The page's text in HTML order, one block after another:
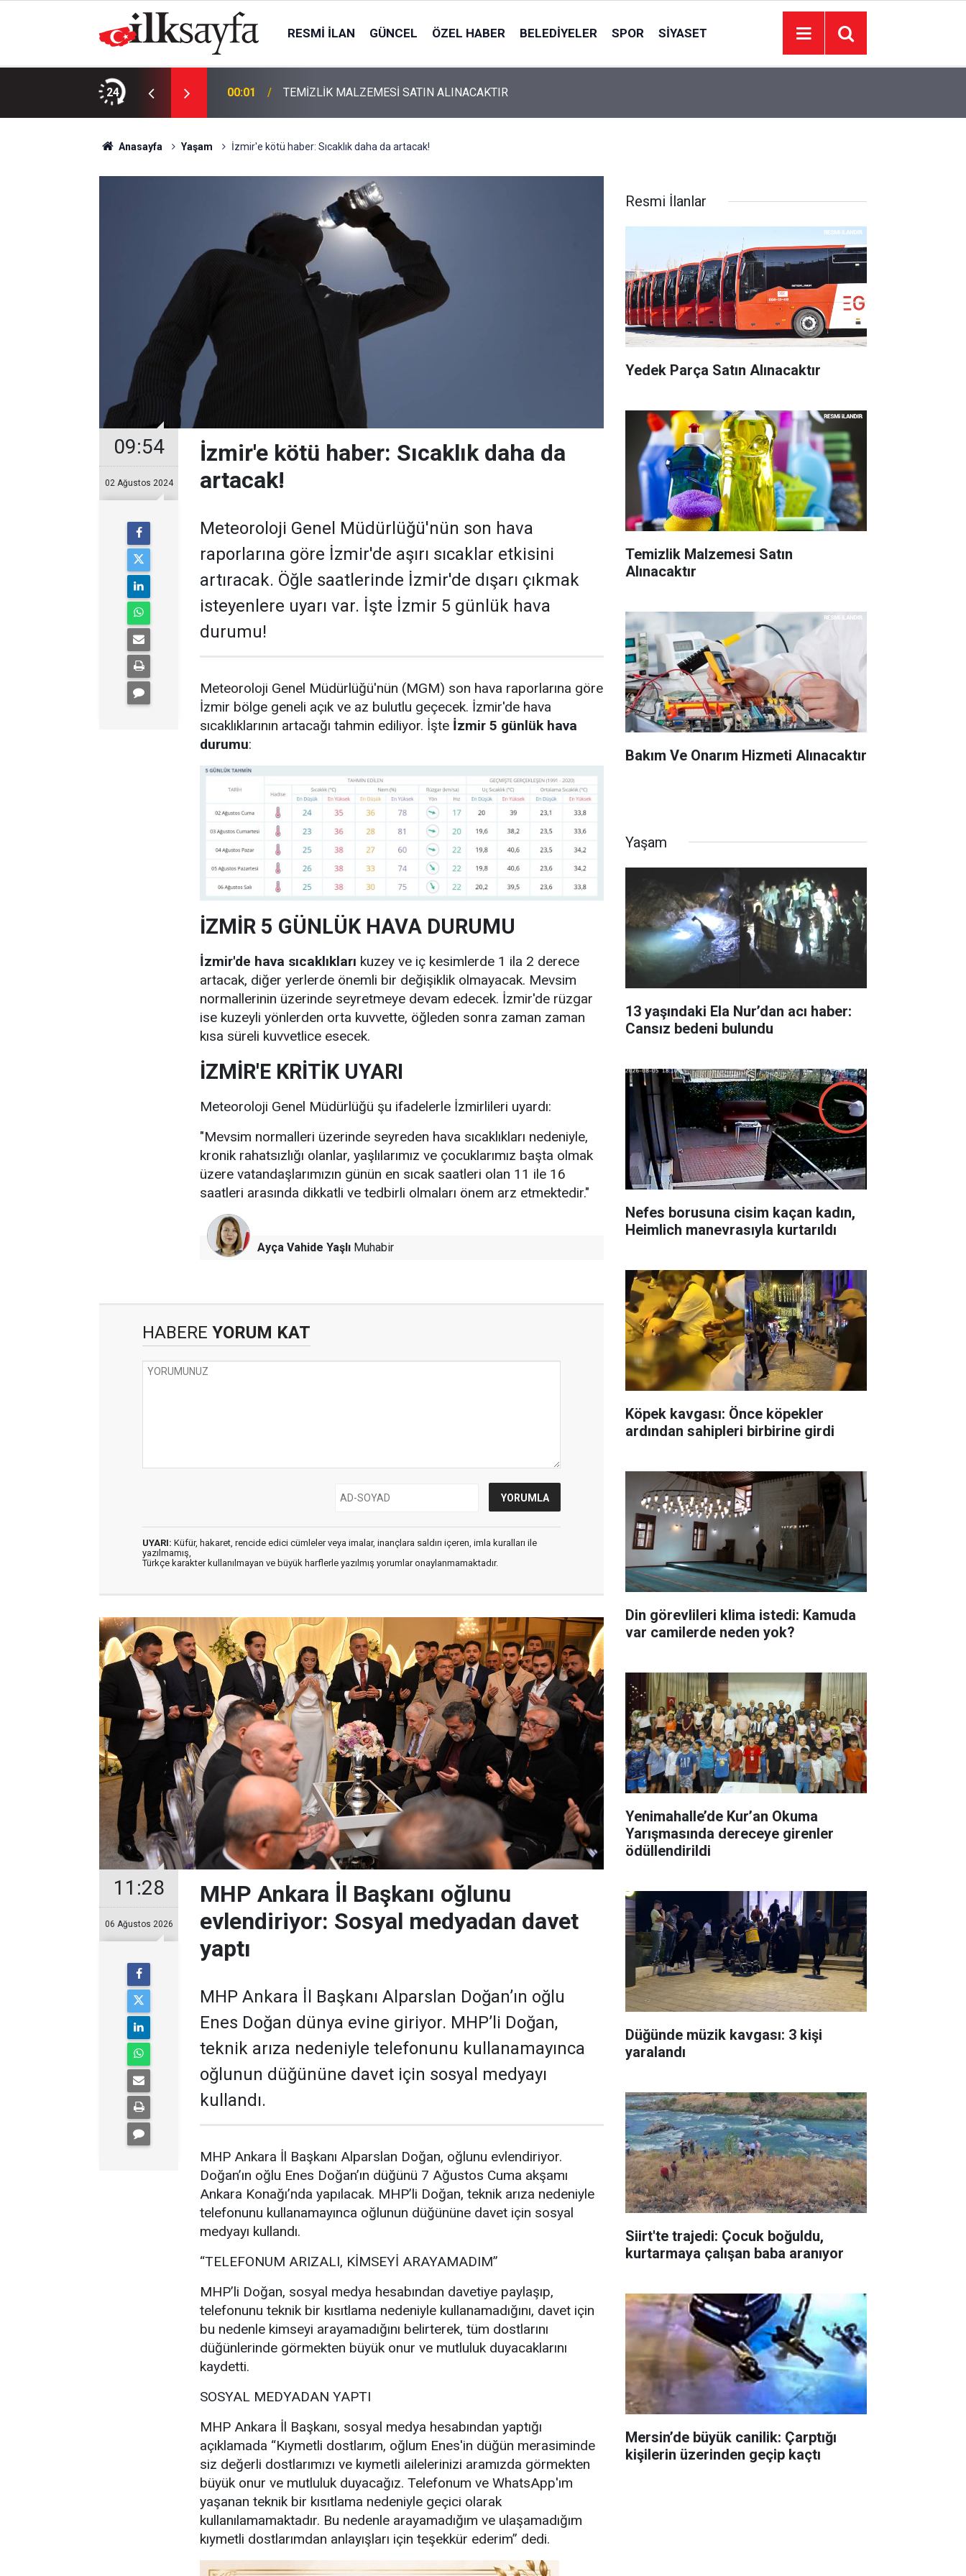
RESMI İLAN GÜNCEL ÖZEL HABER BELEDIYELER SPOR SIYASET
24 00:01 TEMİZLİK MALZEMESİ SATIN ALINACAKTIR
Anasayfa Yaşam İzmir'e kötü haber: Sıcaklık daha da artacak!
09:54
02 Ağustos 2024
İzmir'e kötü haber: Sıcaklık daha da
artacak!
Meteoroloji Genel Müdürlüğü'nün son hava
raporlarına göre İzmir'de aşırı sıcaklar etkisini
artıracak. Öğle saatlerinde İzmir'de dışarı çıkmak
isteyenlere uyarı var. İşte İzmir 5 günlük hava
durumu!
Meteoroloji Genel Müdürlüğü'nün (MGM) son hava raporlarına göre
İzmir bölge geneli açık ve az bulutlu geçecek. İzmir'de hava
sıcaklıklarının artacağı tahmin ediliyor. İşte İzmir 5 günlük hava
durumu:
İZMİR 5 GÜNLÜK HAVA DURUMU
İzmir'de hava sıcaklıkları kuzey ve iç kesimlerde 1 ila 2 derece
artacak, diğer yerlerde önemli bir değişiklik olmayacak. Mevsim
normallerinin üzerinde seyretmeye devam edecek. İzmir'de rüzgar
ise kuzeyli yönlerden orta kuvvette, öğleden sonra zaman zaman
kısa süreli kuvvetlice esecek.
İZMİR'E KRİTİK UYARI
Meteoroloji Genel Müdürlüğü şu ifadelerle İzmirlileri uyardı:
"Mevsim normalleri üzerinde seyreden hava sıcaklıkları nedeniyle,
kronik rahatsızlığı olanlar, yaşlılarımız ve çocuklarımız başta olmak
üzere vatandaşlarımızın günün en sıcak saatleri olan 11 ile 16
saatleri arasında dikkatli ve tedbirli olmaları önem arz etmektedir."
Ayça Vahide Yaşlı Muhabir
HABERE YORUM KAT
UYARI: Küfür, hakaret, rencide edici cümleler veya imalar, inançlara saldırı içeren, imla kuralları ile
yazılmamış,
Türkçe karakter kullanılmayan ve büyük harflerle yazılmış yorumlar onaylanmamaktadır.
11:28
06 Ağustos 2026
MHP Ankara İl Başkanı oğlunu
evlendiriyor: Sosyal medyadan davet
yaptı
MHP Ankara İl Başkanı Alparslan Doğan’ın oğlu
Enes Doğan dünya evine giriyor. MHP’li Doğan,
teknik arıza nedeniyle telefonunu kullanamayınca
oğlunun düğününe davet için sosyal medyayı
kullandı.
MHP Ankara İl Başkanı Alparslan Doğan, oğlunu evlendiriyor.
Doğan’ın oğlu Enes Doğan’ın düğünü 7 Ağustos Cuma akşamı
Ankara Konağı’nda yapılacak. MHP’li Doğan, teknik arıza nedeniyle
telefonunu kullanamayınca oğlunun düğününe davet için sosyal
medyayı kullandı.
“TELEFONUM ARIZALI, KİMSEYİ ARAYAMADIM”
MHP’li Doğan, sosyal medya hesabından davetiye paylaşıp,
telefonunu teknik bir kısıtlama nedeniyle kullanamadığını, davet için
bu nedenle kimseyi arayamadığını belirterek, tüm dostlarını
düğünlerinde görmekten büyük onur ve mutluluk duyacaklarını
kaydetti.
SOSYAL MEDYADAN YAPTI
MHP Ankara İl Başkanı, sosyal medya hesabından yaptığı
açıklamada “Kıymetli dostlarım, oğlum Enes'in düğün merasiminde
siz değerli dostlarımızı ve kıymetli ailelerinizi aramızda görmekten
büyük onur ve mutluluk duyacağız. Telefonum ve WhatsApp'ım
yaşanan teknik bir kısıtlama nedeniyle geçici olarak
kullanılamamaktadır. Bu nedenle arayamadığım ve ulaşamadığım
kıymetli dostlarımdan anlayışları için teşekkür ederim” dedi.
Resmi İlanlar
Yedek Parça Satın Alınacaktır
Temizlik Malzemesi Satın
Alınacaktır
Bakım Ve Onarım Hizmeti Alınacaktır
Yaşam
13 yaşındaki Ela Nur’dan acı haber:
Cansız bedeni bulundu
Nefes borusuna cisim kaçan kadın,
Heimlich manevrasıyla kurtarıldı
Köpek kavgası: Önce köpekler
ardından sahipleri birbirine girdi
Din görevlileri klima istedi: Kamuda
var camilerde neden yok?
Yenimahalle’de Kur’an Okuma
Yarışmasında dereceye girenler
ödüllendirildi
Düğünde müzik kavgası: 3 kişi
yaralandı
Siirt'te trajedi: Çocuk boğuldu,
kurtarmaya çalışan baba aranıyor
Mersin’de büyük canilik: Çarptığı
kişilerin üzerinden geçip kaçtı